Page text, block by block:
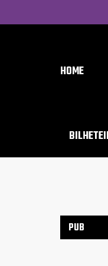
HOME
PUB